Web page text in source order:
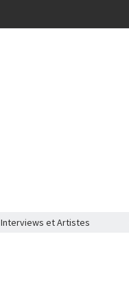
Interviews et Artistes